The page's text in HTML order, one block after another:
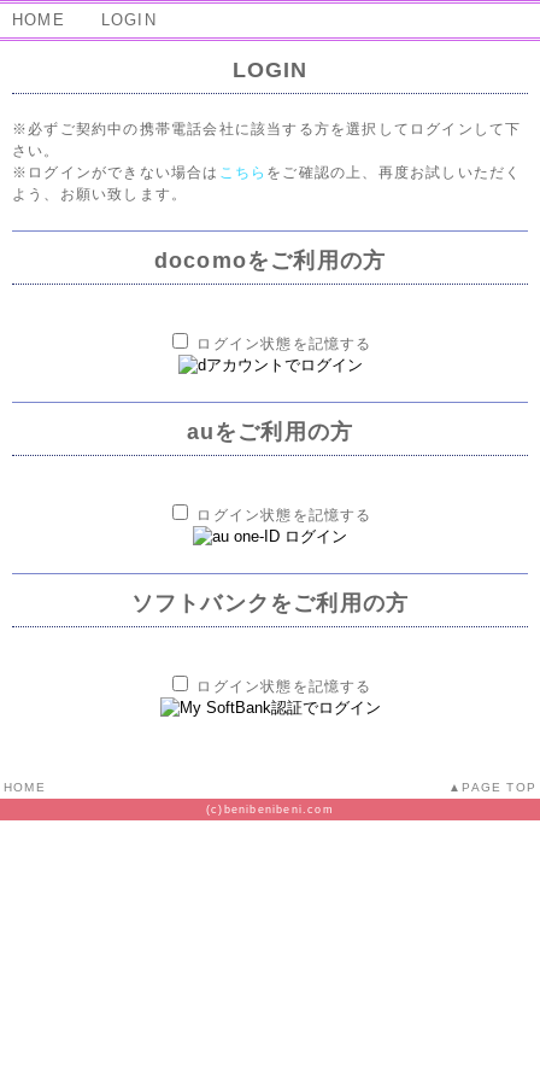
HOME LOGIN
LOGIN
※必ずご契約中の携帯電話会社に該当する方を選択してログインして下
さい。
※ログインができない場合は こちら をご確認の上、再度お試しいただく
よう、お願い致します。
docomoをご利用の方
ログイン状態を記憶する
auをご利用の方
ログイン状態を記憶する
ソフトバンクをご利用の方
ログイン状態を記憶する
HOME PAGE TOP
(c)benibenibeni.com